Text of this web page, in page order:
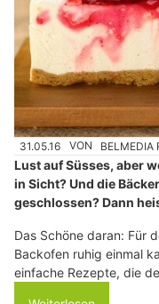
31.05.16 VON BELMEDIA
Lust auf Süsses, aber
in Sicht? Und die
geschlossen? Dann
Das Schöne daran: Für
Backofen ruhig einmal
einfache Rezepte, die